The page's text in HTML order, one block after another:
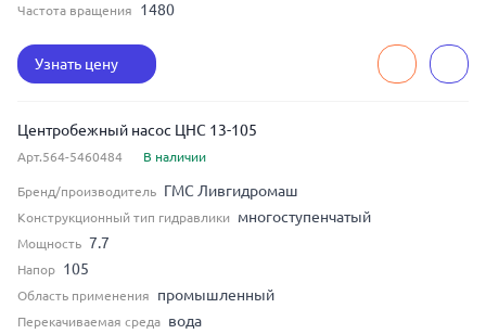
Частота вращения 1480
Узнать цену
Центробежный насос ЦНС 13-105
Арт.564-5460484 В наличии
Бренд/производитель ГМС Ливгидромаш
Конструкционный тип гидравлики многоступенчатый
Мощность 7.7
Напор 105
Область применения промышленный
Перекачиваемая среда вода